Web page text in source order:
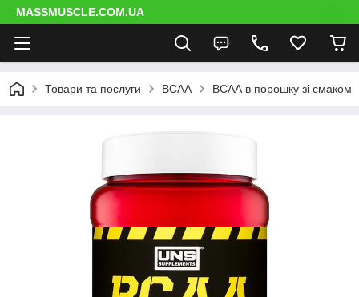
MASSMUSCLE.COM.UA
Товари та послуги BCAA ВСАА в порошку зі смаком